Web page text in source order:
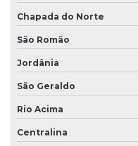
Chapada do Norte
São Romão
Jordânia
São Geraldo
Rio Acima
Centralina